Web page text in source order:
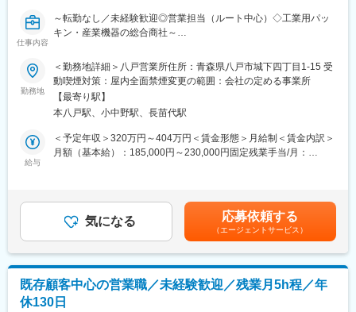
～3名が所属しており、分からないことがあればすぐに聞ける環境
です。20～30代が未経験から入社した多く若手が活躍していま
■入社後の流れ：
入社後はOJTとして3か月～半年程、各現場で先輩からの指導を受
けながら業務を習得いただき、一人前のコーティングスタッフを
■キャリアについて：
務に従事することも可能です。
可と働きやすい環境が整っています。また、転居を伴う転勤や配
置換えは本人希望がない場合行わないため、腰を据えて働くこと
ができます。
仕事内容
～転勤なし／未経験歓迎◎営業担当（ルート中心）◇工業用パッ
キン・産業機器の総合商社～
■業務内容 ：
・仕事内容：新潟出張所の常駐メンバーとして、火力発電所を中
心とした既存取引先向けに商品の配達をしながら追加発注を確認
するというスタイルで営業を行っていただきます。
・取扱商材：主に産業機械器具や工具類等です。
＊社用車（日産ＡＤバンＡＴ車・年に数回１．５ｔ日産トラック
の場合あり。）使用。
1名で業務を回しています。
分からないことは、すぐに聞くことが出来る環境です◎
概ね３年程度は、上司・先輩と同行訪問を行い、商品知識を身に
付けながら取扱商品の調達や配達を行っていただきます。
・キャリアパス：
勤務地
＜勤務地詳細＞八戸営業所住所：青森県八戸市城下四丁目1-15 受
動喫煙対策：屋内全面禁煙変更の範囲：会社の定める事業所
【最寄り駅】
本八戸駅、小中野駅、長苗代駅
給与
＜予定年収＞320万円～404万円＜賃金形態＞月給制＜賃金内訳＞
月額（基本給）：185,000円～230,000円固定残業手当/月：
与実績あり賃金はあくまでも目安の金額であり、選考を通じて上
下する可能性があります。月給(月額)は固定手当を含めた表記で
す。
気になる 応募依頼する
（エージェントサービス）
既存顧客中心の営業職／未経験歓迎／残業月5h程／年
休130日